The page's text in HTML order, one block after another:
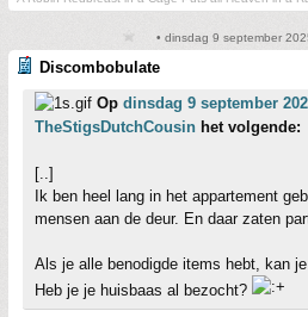
• dinsdag 9 september
Discombobulate
Op dinsdag 9 september
TheStigsDutchCousin het volgende:
[..]
Ik ben heel lang in het appartement
mensen aan de deur. En daar zaten
Als je alle benodigde items hebt, kan
Heb je je huisbaas al bezocht?